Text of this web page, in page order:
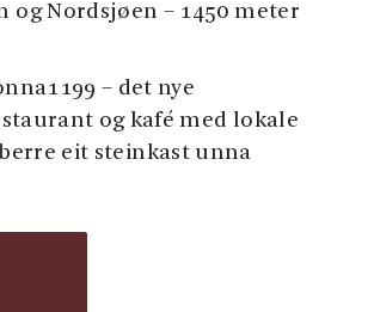
Nordsjøen – 1450 meter
– det nye
og kafé med lokale
eit steinkast unna